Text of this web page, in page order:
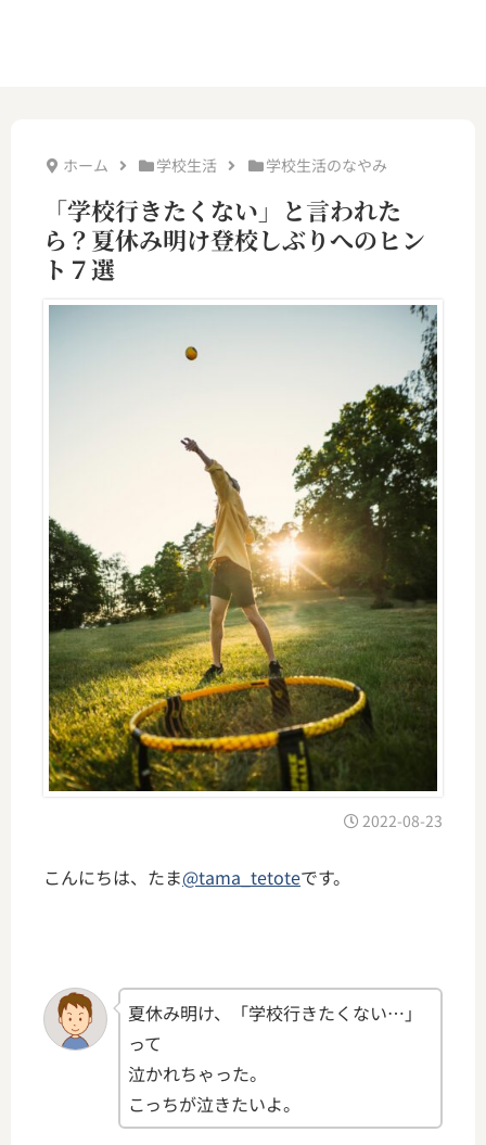
ホーム 学校生活 学校生活のなやみ
「学校行きたくない」と言われた
ら？夏休み明け登校しぶりへのヒン
ト７選
2022-08-23
こんにちは、たま@tama_tetoteです。
夏休み明け、「学校行きたくない…」
って
泣かれちゃった。
こっちが泣きたいよ。